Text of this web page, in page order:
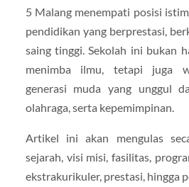
5 Malang menempati posisi
pendidikan yang berprestasi,
saing tinggi. Sekolah ini bukan
menimba ilmu, tetapi juga
generasi muda yang unggul
olahraga, serta kepemimpinan.
Artikel ini akan mengulas
sejarah, visi misi, fasilitas,
ekstrakurikuler, prestasi, hingga